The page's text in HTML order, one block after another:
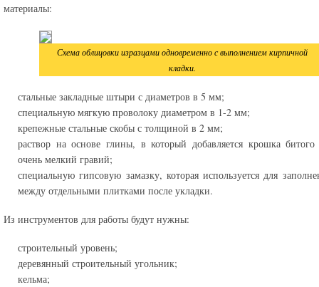
материалы:
Схема облицовки изразцами одновременно с выполнением кирпичной
кладки.
стальные закладные штыри с диаметров в 5 мм;
специальную мягкую проволоку диаметром в 1-2 мм;
крепежные стальные скобы с толщиной в 2 мм;
раствор на основе глины, в который добавляется крошка
очень мелкий гравий;
специальную гипсовую замазку, которая используется для
между отдельными плитками после укладки.
Из инструментов для работы будут нужны:
строительный уровень;
деревянный строительный угольник;
кельма;